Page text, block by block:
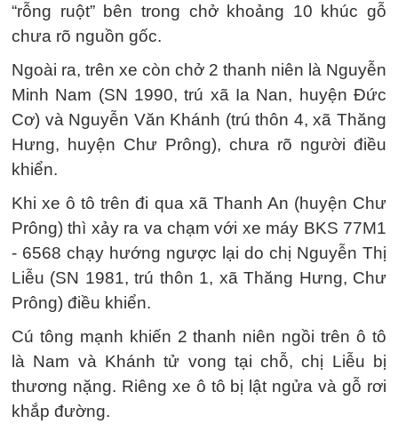
“rỗng ruột” bên trong chở khoảng 10 khúc gỗ
chưa rõ nguồn gốc.
Ngoài ra, trên xe còn chở 2 thanh niên là Nguyễn
Minh Nam (SN 1990, trú xã Ia Nan, huyện Đức
Cơ) và Nguyễn Văn Khánh (trú thôn 4, xã Thăng
Hưng, huyện Chư Prông), chưa rõ người điều
khiển.
Khi xe ô tô trên đi qua xã Thanh An (huyện Chư
Prông) thì xảy ra va chạm với xe máy BKS 77M1
- 6568 chạy hướng ngược lại do chị Nguyễn Thị
Liễu (SN 1981, trú thôn 1, xã Thăng Hưng, Chư
Prông) điều khiển.
Cú tông mạnh khiến 2 thanh niên ngồi trên ô tô
là Nam và Khánh tử vong tại chỗ, chị Liễu bị
thương nặng. Riêng xe ô tô bị lật ngửa và gỗ rơi
khắp đường.